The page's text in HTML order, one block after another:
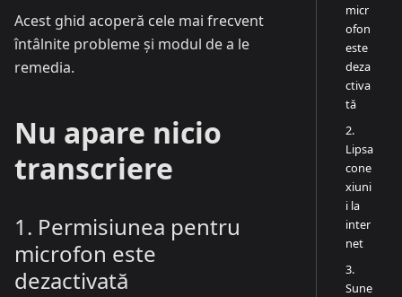
Acest ghid acoperă cele mai frecvent
întâlnite probleme și modul de a le
remedia.
Nu apare nicio
transcriere
1. Permisiunea pentru
microfon este
dezactivată
micr
ofon
este
deza
ctiva
tă
2.
Lipsa
cone
xiuni
i la
inter
net
3.
Sune